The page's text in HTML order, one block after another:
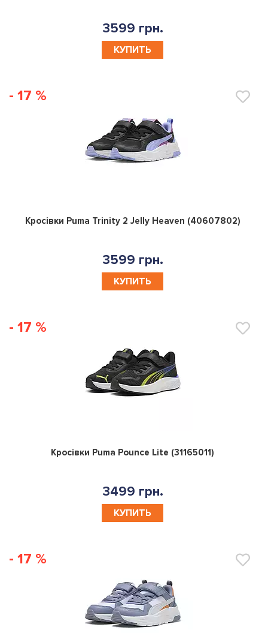
3599 грн.
КУПИТЬ
- 17 %
0
Кросівки Puma Trinity 2 Jelly Heaven (40607802)
3599 грн.
КУПИТЬ
- 17 %
0
Кросівки Puma Pounce Lite (31165011)
3499 грн.
КУПИТЬ
- 17 %